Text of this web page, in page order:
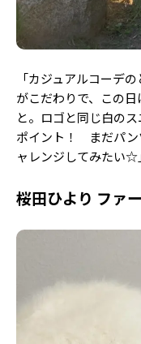
「カジュアルコーデ
がこだわりで、この
と。ロゴと同じ白の
ポイント！ まだパン
ャレンジしてみたい☆
桜田ひより ファ